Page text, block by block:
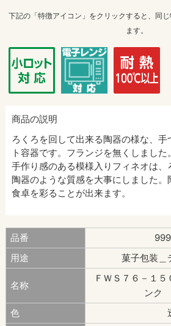
下記の「特徴アイコン」をクリックすると、同
ます。
商品の説明
ろくろを回して出来る陶器の様な、
ト容器です。フランジを無くしまし
手作り感のある模様入りフィネオは、
陶器のような質感を大事にしました。
食卓を彩ることが出来ます。
品番
用途
菓子包装＿
名称
ＦＷＳ７６－１
ンク
色